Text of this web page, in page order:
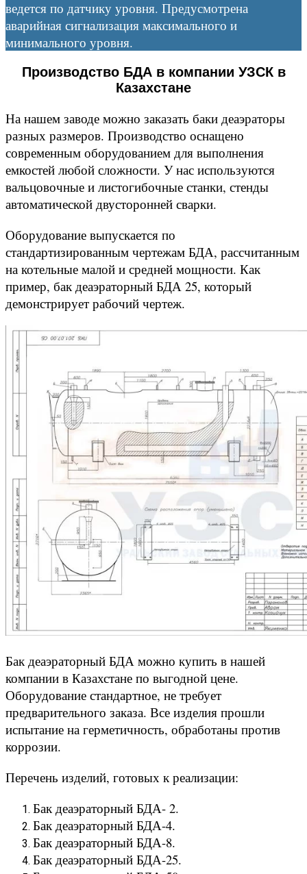
ведется по датчику уровня. Предусмотрена
аварийная сигнализация максимального и
минимального уровня.
Производство БДА в компании УЗСК в
Казахстане
На нашем заводе можно заказать баки деаэраторы
разных размеров. Производство оснащено
современным оборудованием для выполнения
емкостей любой сложности. У нас используются
вальцовочные и листогибочные станки, стенды
автоматической двусторонней сварки.
Оборудование выпускается по
стандартизированным чертежам БДА, рассчитанным
на котельные малой и средней мощности. Как
пример, бак деаэраторный БДА 25, который
демонстрирует рабочий чертеж.
Бак деаэраторный БДА можно купить в нашей
компании в Казахстане по выгодной цене.
Оборудование стандартное, не требует
предварительного заказа. Все изделия прошли
испытание на герметичность, обработаны против
коррозии.
Перечень изделий, готовых к реализации:
Бак деаэраторный БДА- 2.
Бак деаэраторный БДА-4.
Бак деаэраторный БДА-8.
Бак деаэраторный БДА-25.